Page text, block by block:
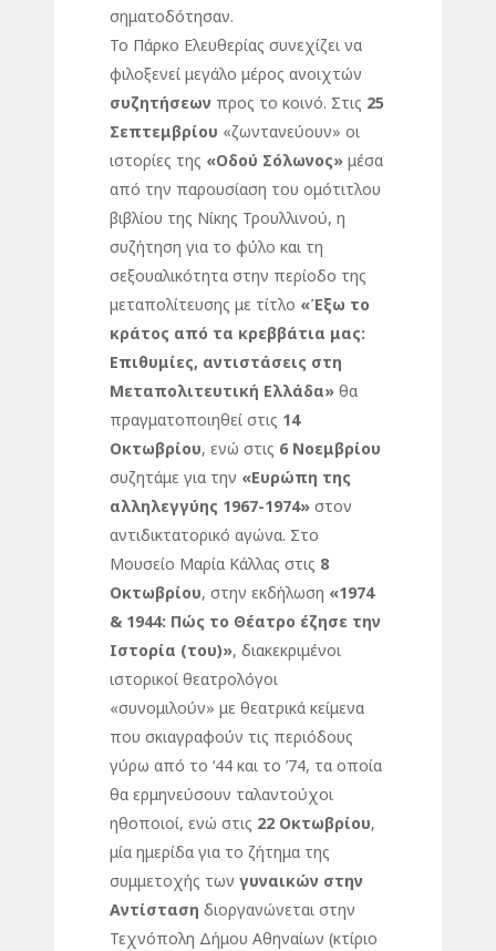
σηματοδότησαν.
Το Πάρκο Ελευθερίας συνεχίζει να
φιλοξενεί μεγάλο μέρος ανοιχτών
συζητήσεων προς το κοινό. Στις 25
Σεπτεμβρίου «ζωντανεύουν» οι
ιστορίες της «Οδού Σόλωνος» μέσα
από την παρουσίαση του ομότιτλου
βιβλίου της Νίκης Τρουλλινού, η
συζήτηση για το φύλο και τη
σεξουαλικότητα στην περίοδο της
μεταπολίτευσης με τίτλο «Έξω το
κράτος από τα κρεββάτια μας:
Επιθυμίες, αντιστάσεις στη
Μεταπολιτευτική Ελλάδα» θα
πραγματοποιηθεί στις 14
Οκτωβρίου, ενώ στις 6 Νοεμβρίου
συζητάμε για την «Ευρώπη της
αλληλεγγύης 1967-1974» στον
αντιδικτατορικό αγώνα. Στο
Μουσείο Μαρία Κάλλας στις 8
Οκτωβρίου, στην εκδήλωση «1974
& 1944: Πώς το Θέατρο έζησε την
Ιστορία (του)», διακεκριμένοι
ιστορικοί θεατρολόγοι
«συνομιλούν» με θεατρικά κείμενα
που σκιαγραφούν τις περιόδους
γύρω από το ‘44 και το ’74, τα οποία
θα ερμηνεύσουν ταλαντούχοι
ηθοποιοί, ενώ στις 22 Οκτωβρίου,
μία ημερίδα για το ζήτημα της
συμμετοχής των γυναικών στην
Αντίσταση διοργανώνεται στην
Τεχνόπολη Δήμου Αθηναίων (κτίριο